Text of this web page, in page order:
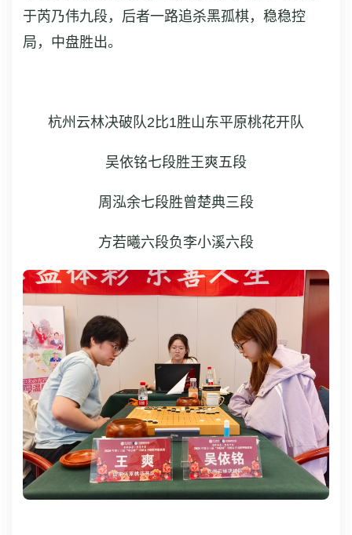
于芮乃伟九段，后者一路追杀黑孤棋，稳稳控
局，中盘胜出。
杭州云林决破队2比1胜山东平原桃花开队
吴依铭七段胜王爽五段
周泓余七段胜曾楚典三段
方若曦六段负李小溪六段